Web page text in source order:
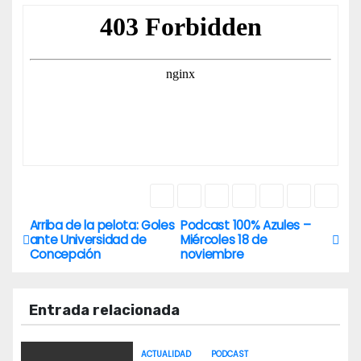
N
a
v
e
Podcast 100% Azules –
Miércoles 18 de
noviembre
Arriba de la pelota: Goles
ante Universidad de
Concepción
Entrada relacionada
ACTUALIDAD PODCAST